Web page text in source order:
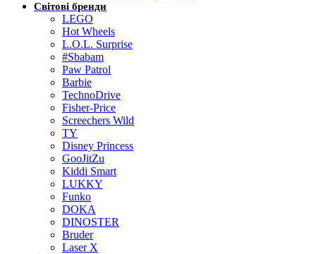
Світові бренди
LEGO
Hot Wheels
L.O.L. Surprise
#Sbabam
Paw Patrol
Barbie
TechnoDrive
Fisher-Price
Screechers Wild
TY
Disney Princess
GooJitZu
Kiddi Smart
LUKKY
Funko
DOKA
DINOSTER
Bruder
Laser X